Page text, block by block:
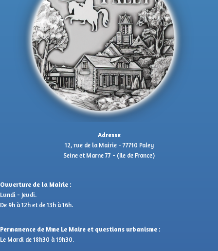
Adresse
12, rue de la Mairie - 77710 Paley
Seine et Marne 77 - (Ile de France)
Ouverture de la Mairie :
Lundi - Jeudi.
De 9h à 12h et de 13h à 16h.
Permanence de Mme Le Maire et questions urbanisme :
Le Mardi de 18h30 à 19h30.